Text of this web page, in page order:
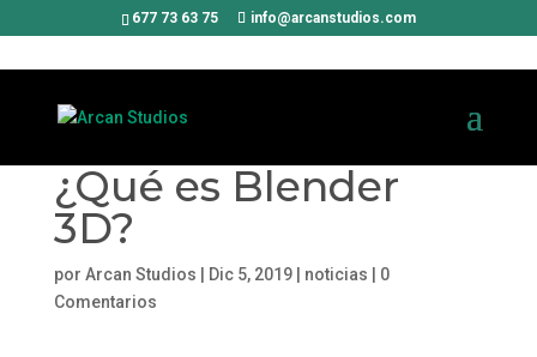
677 73 63 75 info@arcanstudios.com
¿Qué es Blender
3D?
por Arcan Studios Dic 5, 2019| noticias
0
Comentarios